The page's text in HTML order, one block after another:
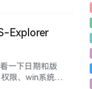
Explorer
一下日期和版
限、win系统、